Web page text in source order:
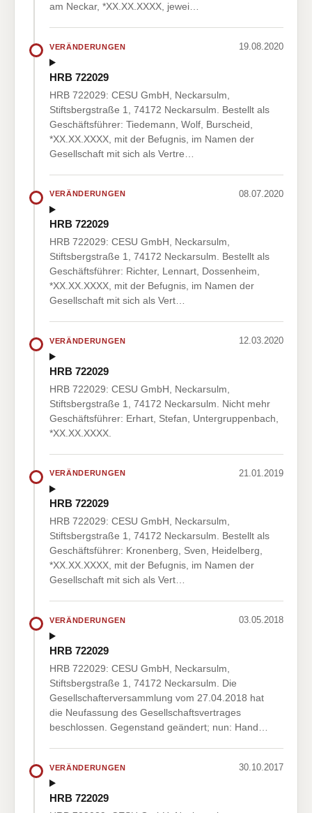
am Neckar, *XX.XX.XXXX, jewei…
VERÄNDERUNGEN 19.08.2020
HRB 722029
HRB 722029: CESU GmbH, Neckarsulm,
Stiftsbergstraße 1, 74172 Neckarsulm. Bestellt als
Geschäftsführer: Tiedemann, Wolf, Burscheid,
*XX.XX.XXXX, mit der Befugnis, im Namen der
Gesellschaft mit sich als Vertre…
VERÄNDERUNGEN 08.07.2020
HRB 722029
HRB 722029: CESU GmbH, Neckarsulm,
Stiftsbergstraße 1, 74172 Neckarsulm. Bestellt als
Geschäftsführer: Richter, Lennart, Dossenheim,
*XX.XX.XXXX, mit der Befugnis, im Namen der
Gesellschaft mit sich als Vert…
VERÄNDERUNGEN 12.03.2020
HRB 722029
HRB 722029: CESU GmbH, Neckarsulm,
Stiftsbergstraße 1, 74172 Neckarsulm. Nicht mehr
Geschäftsführer: Erhart, Stefan, Untergruppenbach,
*XX.XX.XXXX.
VERÄNDERUNGEN 21.01.2019
HRB 722029
HRB 722029: CESU GmbH, Neckarsulm,
Stiftsbergstraße 1, 74172 Neckarsulm. Bestellt als
Geschäftsführer: Kronenberg, Sven, Heidelberg,
*XX.XX.XXXX, mit der Befugnis, im Namen der
Gesellschaft mit sich als Vert…
VERÄNDERUNGEN 03.05.2018
HRB 722029
HRB 722029: CESU GmbH, Neckarsulm,
Stiftsbergstraße 1, 74172 Neckarsulm. Die
Gesellschafterversammlung vom 27.04.2018 hat
die Neufassung des Gesellschaftsvertrages
beschlossen. Gegenstand geändert; nun: Hand…
VERÄNDERUNGEN 30.10.2017
HRB 722029